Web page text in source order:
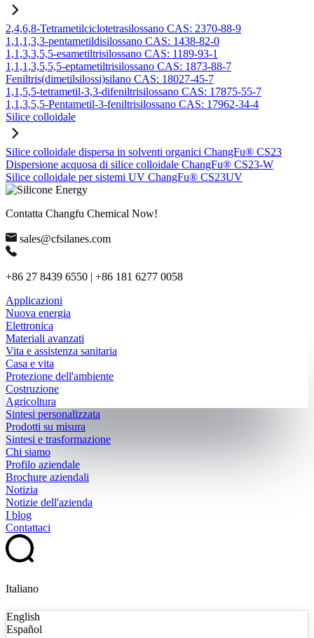
2,4,6,8-Tetrametilciclotetrasilossano CAS: 2370-88-9
1,1,1,3,3-pentametildisilossano CAS: 1438-82-0
1,1,3,3,5,5-esametiltrisilossano CAS: 1189-93-1
1,1,1,3,5,5,5-eptametiltrisilossano CAS: 1873-88-7
Feniltris(dimetilsilossi)silano CAS: 18027-45-7
1,1,5,5-tetrametil-3,3-difeniltrisilossano CAS: 17875-55-7
1,1,3,5,5-Pentametil-3-feniltrisilossano CAS: 17962-34-4
Silice colloidale
Silice colloidale dispersa in solventi organici ChangFu® CS23
Dispersione acquosa di silice colloidale ChangFu® CS23-W
Silice colloidale per sistemi UV ChangFu® CS23UV
Contatta Changfu Chemical Now!
sales@cfsilanes.com
+86 27 8439 6550 | +86 181 6277 0058
Applicazioni
Nuova energia
Elettronica
Materiali avanzati
Vita e assistenza sanitaria
Casa e vita
Protezione dell'ambiente
Costruzione
Agricoltura
Sintesi personalizzata
Prodotti su misura
Sintesi e trasformazione
Chi siamo
Profilo aziendale
Brochure aziendali
Notizia
Notizie dell'azienda
I blog
Contattaci
Italiano
English
Español